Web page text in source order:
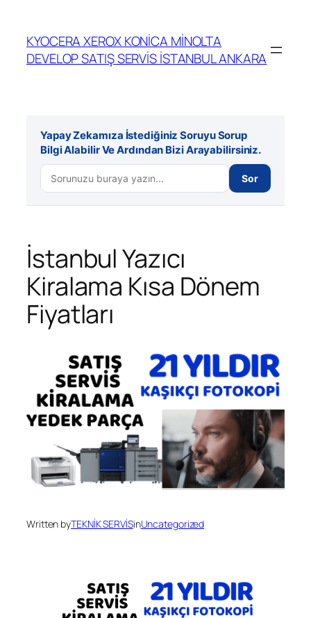
KYOCERA XEROX KONİCA MİNOLTA
DEVELOP SATIŞ SERVİS İSTANBUL ANKARA
Yapay Zekamıza İstediğiniz Soruyu Sorup
Bilgi Alabilir Ve Ardından Bizi Arayabilirsiniz.
Sor
İstanbul Yazıcı
Kiralama Kısa Dönem
Fiyatları
Written byTEKNİK SERVİSinUncategorized